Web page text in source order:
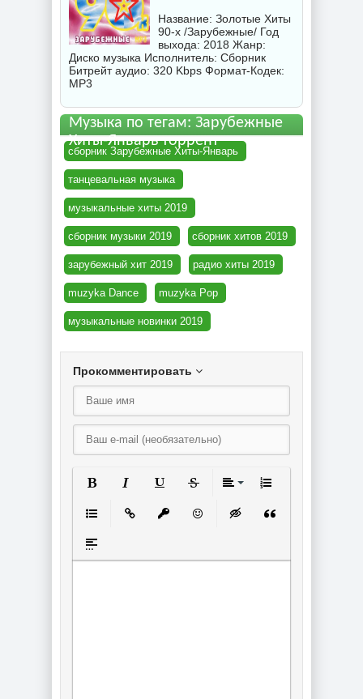
Название: Золотые Хиты
90-х /Зарубежные/ Год
выхода: 2018 Жанр:
Диско музыка Исполнитель: Сборник
Битрейт аудио: 320 Kbps Формат-Кодек:
MP3
Музыка по тегам: Зарубежные
Хиты-Январь торрент
сборник Зарубежные Хиты-Январь
танцевальная музыка
музыкальные хиты 2019
сборник музыки 2019 сборник хитов 2019
зарубежный хит 2019 радио хиты 2019
muzyka Dance muzyka Pop
музыкальные новинки 2019
Прокомментировать
Вставка спойлера